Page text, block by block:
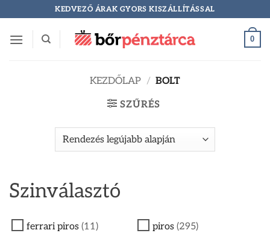
to
content
KEDVEZŐ ÁRAK GYORS KISZÁLLÍTÁSSAL
0
KEZDŐLAP / BOLT
SZŰRÉS
Szinválasztó
ferrari piros (11) piros (295)